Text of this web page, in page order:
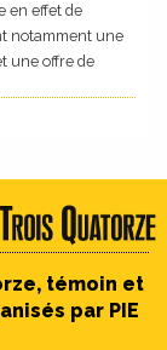
en effet de
notamment une
une offre de
témoin et
par PIE